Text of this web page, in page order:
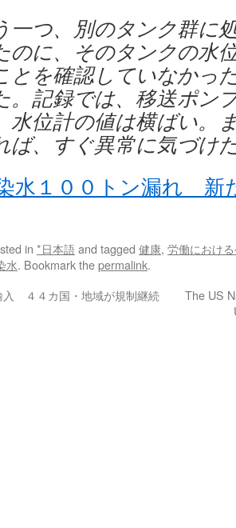
つ、別のタンク群に
のに、そのタンクの水
とを確認していなかっ
。記録では、移送ポン
水位計の値は横ばい。
ば、すぐ異常に気づけ
水１００トン漏れ
in *日本語and tagged 健康, 労働におけ
水. Bookmark thepermalink.
入 ４４カ国・地域が規制継続
The US